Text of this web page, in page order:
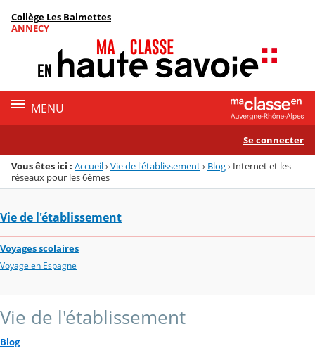
Menu de la rubrique
Contenu
Collège Les Balmettes
ANNECY
MENU
Se connecter
Vous êtes ici : Accueil›Vie de l'établissement› Blog› Internet et les
réseaux pour les 6èmes
Vie de l'établissement
Voyages scolaires
Voyage en Espagne
Vie de l'établissement
Blog